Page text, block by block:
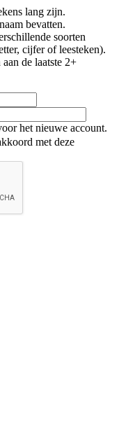
lang zijn.
bevatten.
soorten
cijfer of leesteken).
de laatste 2+
het nieuwe account.
met deze